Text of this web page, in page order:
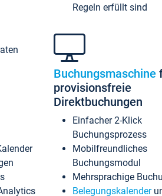
Regeln erfüllt sind
Buchungsmaschine
provisionsfreie
Direktbuchungen
Einfacher 2-Klick
Buchungsprozess
Mobilfreundliches
Buchungsmodul
Mehrsprachige
Belegungskalender